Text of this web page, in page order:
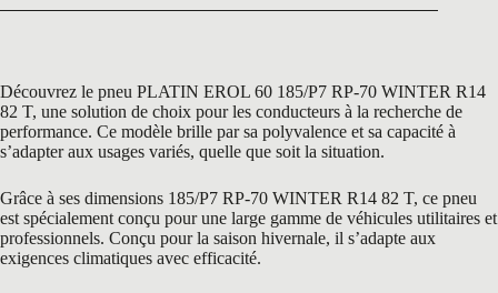
Découvrez le pneu PLATIN EROL 60 185/P7 RP-70 WINTER R14
82 T, une solution de choix pour les conducteurs à la recherche de
performance. Ce modèle brille par sa polyvalence et sa capacité à
s’adapter aux usages variés, quelle que soit la situation.
Grâce à ses dimensions 185/P7 RP-70 WINTER R14 82 T, ce pneu
est spécialement conçu pour une large gamme de véhicules utilitaires et
professionnels. Conçu pour la saison hivernale, il s’adapte aux
exigences climatiques avec efficacité.